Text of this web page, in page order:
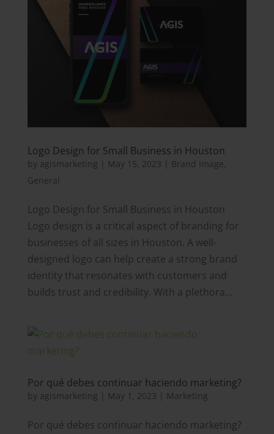
Logo Design for Small Business in Houston
by agismarketing May 15, 2023 Brand Image,
General
Logo Design for Small Business in Houston
Logo design is a critical aspect of branding for
businesses of all sizes in Houston. A well-
designed logo can help create a strong brand
identity that resonates with customers and
builds trust and credibility. With a plethora...
Por qué debes continuar haciendo marketing?
by agismarketing May 1, 2023 Marketing
Por qué debes continuar haciendo marketing?